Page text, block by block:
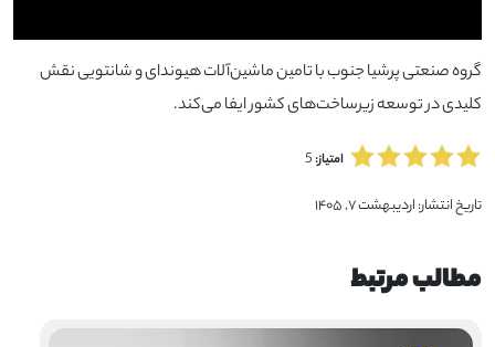
گروه صنعتی پرشیا جنوب با تامین ماشین‌آلات هیوندای و شانتویی نقش
کلیدی در توسعه زیرساخت‌های کشور ایفا می‌کند.
امتیاز:5
تاریخ انتشار:اردیبهشت ۷, ۱۴۰۵
مطالب مرتبط